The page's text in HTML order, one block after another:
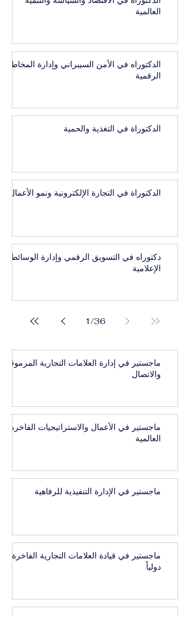
العالمية
الدكتوراه في الأمن السيبراني وإدارة المخاطر
الرقمية
الدكتوراة في التغذية والحمية
الدكتوراة في التجارة الإلكترونية ونمو الأعمال
دكتوراه في التسويق الرقمي وإدارة الوسائط
الإعلامية
1 /36
ماجستير في إدارة العلامات التجارية المرموقة
والاتصال
ماجستير في الأعمال والاستراتيجيات الفاخرة
العالمية
ماجستير في الإدارة التنفيذية للرفاهية
ماجستير في قيادة العلامات التجارية الفاخرة
دولياً